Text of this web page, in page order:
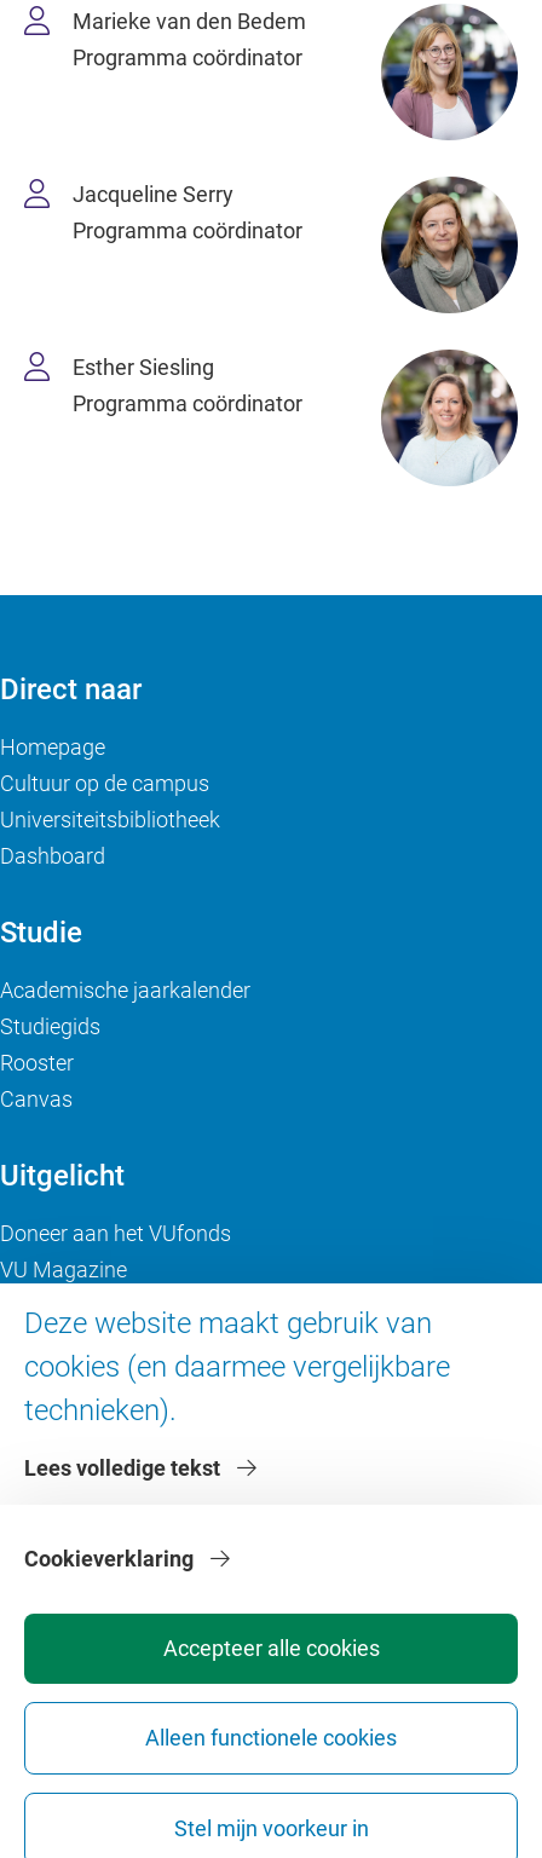
Marieke van den Bedem
Programma coördinator
Jacqueline Serry
Programma coördinator
Esther Siesling
Programma coördinator
Deze website maakt gebruik van
cookies (en daarmee vergelijkbare
technieken).
Lees volledige tekst
Accepteer alle cookies
Alleen functionele cookies
Stel mijn voorkeur in
Cookieverklaring
Direct naar
Homepage
Cultuur op de campus
Universiteitsbibliotheek
Dashboard
Studie
Academische jaarkalender
Studiegids
Rooster
Canvas
Uitgelicht
Doneer aan het VUfonds
VU Magazine
Over de VU
Contact en route
Faculteiten
PrivacyDisclaimerVeiligheidWebcolofonCookie instellingen